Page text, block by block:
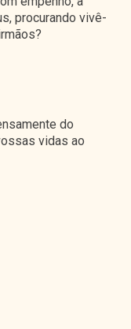
procurando vivê-
do
vidas ao